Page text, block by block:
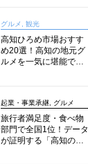
グルメ, 観光
高知ひろめ市場おすす
め20選！高知の地元グ
ルメを一気に堪能でき
起業・事業承継, グルメ
旅行者満足度・食べ物
部門で全国1位！データ
が証明する「高知の